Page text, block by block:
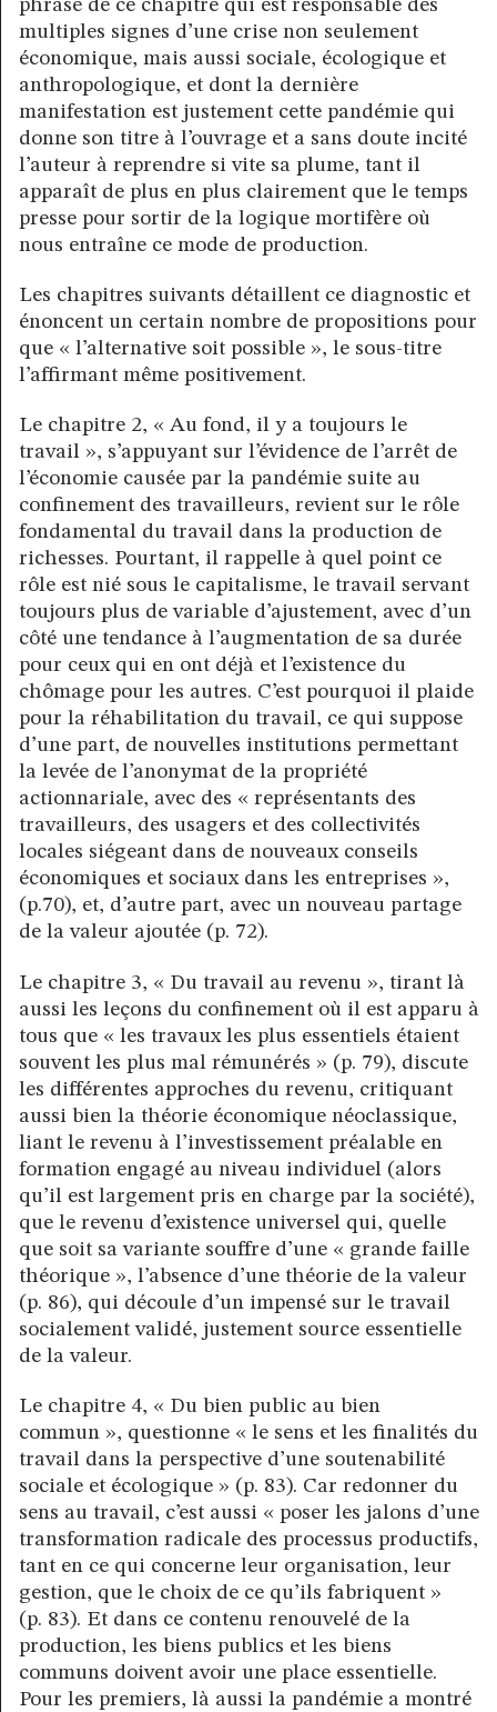
phrase de ce chapitre qui est responsable des
multiples signes d’une crise non seulement
économique, mais aussi sociale, écologique et
anthropologique, et dont la dernière
manifestation est justement cette pandémie qui
donne son titre à l’ouvrage et a sans doute incité
l’auteur à reprendre si vite sa plume, tant il
apparaît de plus en plus clairement que le temps
presse pour sortir de la logique mortifère où
nous entraîne ce mode de production.
Les chapitres suivants détaillent ce diagnostic et
énoncent un certain nombre de propositions pour
que « l’alternative soit possible », le sous-titre
l’affirmant même positivement.
Le chapitre 2, « Au fond, il y a toujours le
travail », s’appuyant sur l’évidence de l’arrêt de
l’économie causée par la pandémie suite au
confinement des travailleurs, revient sur le rôle
fondamental du travail dans la production de
richesses. Pourtant, il rappelle à quel point ce
rôle est nié sous le capitalisme, le travail servant
toujours plus de variable d’ajustement, avec d’un
côté une tendance à l’augmentation de sa durée
pour ceux qui en ont déjà et l’existence du
chômage pour les autres. C’est pourquoi il plaide
pour la réhabilitation du travail, ce qui suppose
d’une part, de nouvelles institutions permettant
la levée de l’anonymat de la propriété
actionnariale, avec des « représentants des
travailleurs, des usagers et des collectivités
locales siégeant dans de nouveaux conseils
économiques et sociaux dans les entreprises »,
(p.70), et, d’autre part, avec un nouveau partage
de la valeur ajoutée (p. 72).
Le chapitre 3, « Du travail au revenu », tirant là
aussi les leçons du confinement où il est apparu à
tous que « les travaux les plus essentiels étaient
souvent les plus mal rémunérés » (p. 79), discute
les différentes approches du revenu, critiquant
aussi bien la théorie économique néoclassique,
liant le revenu à l’investissement préalable en
formation engagé au niveau individuel (alors
qu’il est largement pris en charge par la société),
que le revenu d’existence universel qui, quelle
que soit sa variante souffre d’une « grande faille
théorique », l’absence d’une théorie de la valeur
(p. 86), qui découle d’un impensé sur le travail
socialement validé, justement source essentielle
de la valeur.
Le chapitre 4, « Du bien public au bien
commun », questionne « le sens et les finalités du
travail dans la perspective d’une soutenabilité
sociale et écologique » (p. 83). Car redonner du
sens au travail, c’est aussi « poser les jalons d’une
transformation radicale des processus productifs,
tant en ce qui concerne leur organisation, leur
gestion, que le choix de ce qu’ils fabriquent »
(p. 83). Et dans ce contenu renouvelé de la
production, les biens publics et les biens
communs doivent avoir une place essentielle.
Pour les premiers, là aussi la pandémie a montré